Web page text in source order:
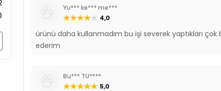
L-Karnitin 250 mg/kg
Yu*** ke*** me***
4,0
ürünü daha kullanmadım bu işi severek yaptıkları
ederim
Bu*** TU****
5,0